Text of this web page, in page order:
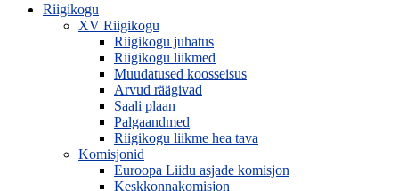
Riigikogu
XV Riigikogu
Riigikogu juhatus
Riigikogu liikmed
Muudatused koosseisus
Arvud räägivad
Saali plaan
Palgaandmed
Riigikogu liikme hea tava
Komisjonid
Euroopa Liidu asjade komisjon
Keskkonnakomisjon